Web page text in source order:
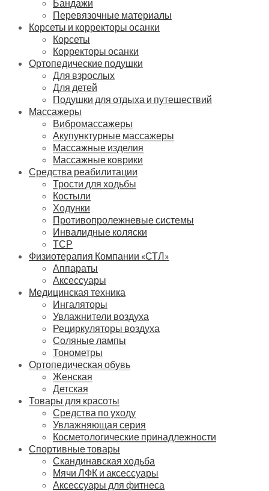
Бандажи
Перевязочные материалы
Корсеты и корректоры осанки
Корсеты
Корректоры осанки
Ортопедические подушки
Для взрослых
Для детей
Подушки для отдыха и путешествий
Массажеры
Вибромассажеры
Акупунктурные массажеры
Массажные изделия
Массажные коврики
Средства реабилитации
Трости для ходьбы
Костыли
Ходунки
Противопролежневые системы
Инвалидные коляски
ТСР
Физиотерапия Компании «СТЛ»
Аппараты
Аксессуары
Медицинская техника
Ингаляторы
Увлажнители воздуха
Рециркуляторы воздуха
Соляные лампы
Тонометры
Ортопедическая обувь
Женская
Детская
Товары для красоты
Средства по уходу
Увлажняющая серия
Косметологические принадлежности
Спортивные товары
Скандинавская ходьба
Мячи ЛФК и аксессуары
Аксессуары для фитнеса